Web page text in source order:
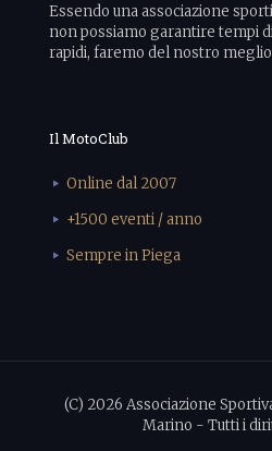
Essendo una associazione
non possiamo garantire tempi
rapidi, faremo del nostro
Il MotoClub
Online dal 2007
+1500 eventi / anno
Sempre in Piega
(C) 2026 Associazione
Marino - Tutti i